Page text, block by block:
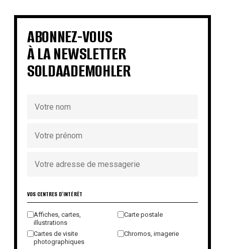
€ €
€
€ €
€ €
ABONNEZ-VOUS
À LA NEWSLETTER
SOLDAADEMOHLER
VOS CENTRES D'INTÉRÊT
Affiches, cartes,
illustrations
Carte postale
Cartes de visite
photographiques
Chromos, imagerie